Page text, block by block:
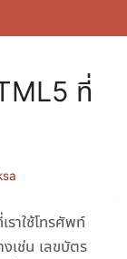
ที่
เราใช้โทรศัพท์
เช่น เลขบัตร